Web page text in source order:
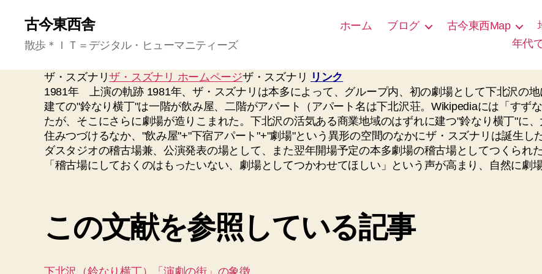
古今東西舎
散歩＊ＩＴ＝デジタル・ヒューマニティーズ
ホーム ブログ 古今東西Map
年代
ザ・スズナリザ・スズナリ ホームページザ・スズナリ リンク
1981年 上演の軌跡 1981年、ザ・スズナリは本多によって、グループ内、初の劇場として下北沢の
建ての"鈴なり横丁"は一階が飲み屋、二階がアパート（アパート名は下北沢荘。Wikipediaには「すず
たが、そこにさらに劇場が造りこまれた。下北沢の活気ある商業地域のはずれに建つ"鈴なり横丁"に
住みつづけるなか、"飲み屋"+"下宿アパート"+"劇場"という異形の空間のなかにザ・スズナリは誕生
ダスタジオの稽古場兼、公演発表の場として、また翌年開場予定の本多劇場の稽古場としてつくられ
「稽古場にしておくのはもったいない、劇場としてつかわせてほしい」という声が高まり、自然に劇
この文献を参照している記事
下北沢（鈴なり横丁）「演劇の街」の象徴。